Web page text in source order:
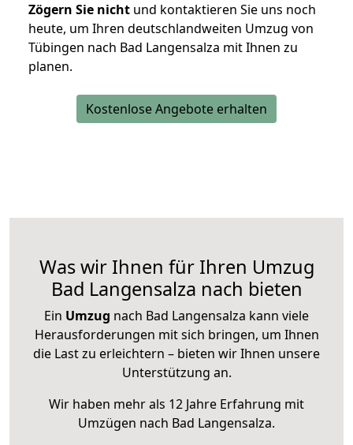
Zögern Sie nicht und kontaktieren Sie uns noch
heute, um Ihren deutschlandweiten Umzug von
Tübingen nach Bad Langensalza mit Ihnen zu
planen.
Kostenlose Angebote erhalten
Was wir Ihnen für Ihren Umzug
Bad Langensalza nach bieten
Ein Umzug nach Bad Langensalza kann viele
Herausforderungen mit sich bringen, um Ihnen
die Last zu erleichtern – bieten wir Ihnen unsere
Unterstützung an.
Wir haben mehr als 12 Jahre Erfahrung mit
Umzügen nach Bad Langensalza.